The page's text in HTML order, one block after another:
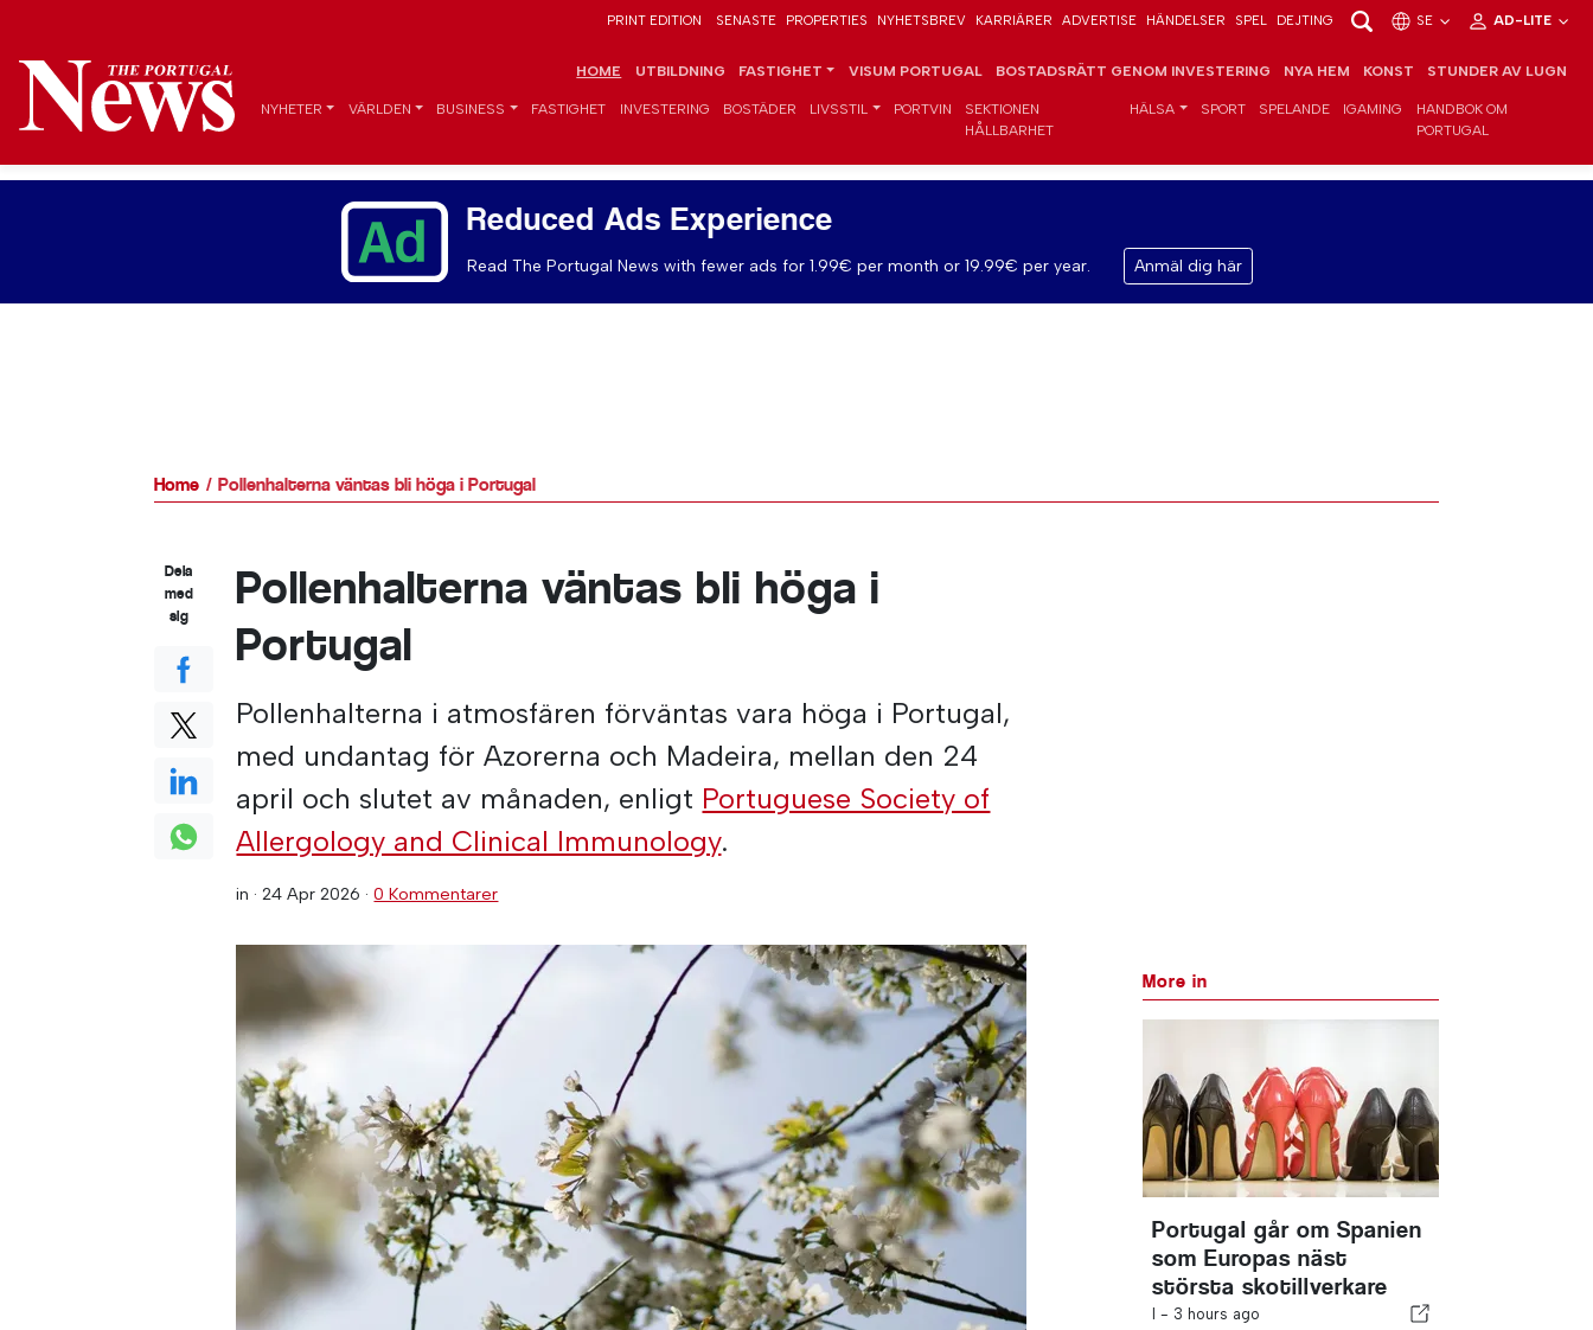
PRINT EDITION SENASTE PROPERTIES NYHETSBREV KARRIÄRER ADVERTISE HÄNDELSER SPEL DEJTING SE AD-LITE
HOME UTBILDNING FASTIGHET VISUM PORTUGAL BOSTADSRÄTT GENOM INVESTERING NYA HEM KONST STUNDER AV LUGN
NYHETER VÄRLDEN BUSINESS FASTIGHET INVESTERING BOSTÄDER LIVSSTIL PORTVIN
SEKTIONEN
HÅLLBARHET
HÄLSA SPORT SPELANDE IGAMING
HANDBOK OM
PORTUGAL
Reduced Ads Experience
Read The Portugal News with fewer ads for 1.99€ per month or 19.99€ per year. Anmäl dig här
Home Pollenhalterna väntas bli höga i Portugal
Pollenhalterna väntas bli höga i
Portugal
Pollenhalterna i atmosfären förväntas vara höga i Portugal,
med undantag för Azorerna och Madeira, mellan den 24
april och slutet av månaden, enligt Portuguese Society of
Allergology and Clinical Immunology.
in ·24 Apr 2026 ·0 Kommentarer
Dela
med
sig
More in
Portugal går om Spanien
som Europas näst
största skotillverkare
I - 3 hours ago